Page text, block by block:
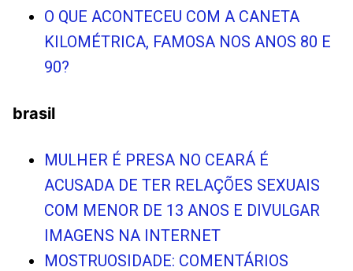
O QUE ACONTECEU COM A CANETA
KILOMÉTRICA, FAMOSA NOS ANOS 80 E
90?
brasil
MULHER É PRESA NO CEARÁ É
ACUSADA DE TER RELAÇÕES SEXUAIS
COM MENOR DE 13 ANOS E DIVULGAR
IMAGENS NA INTERNET
MOSTRUOSIDADE: COMENTÁRIOS